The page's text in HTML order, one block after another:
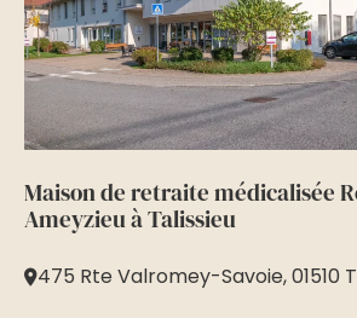
Maison de retraite médicalisée
Ameyzieu à Talissieu
475 Rte Valromey-Savoie, 01510